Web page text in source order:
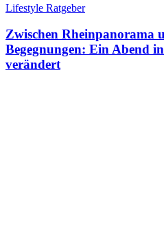
Lifestyle Ratgeber
Zwischen Rheinpanorama
Begegnungen: Ein Abend
verändert